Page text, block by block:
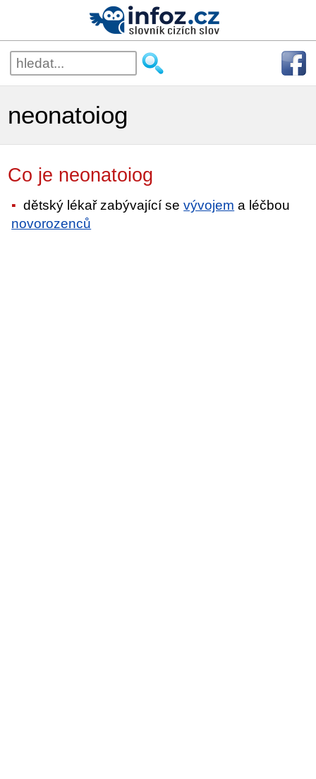
neonatoiog
Co je neonatoiog
dětský lékař zabývající sevývojem a léčbou
novorozenců